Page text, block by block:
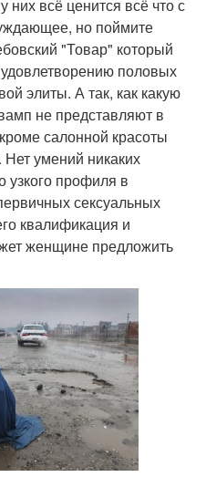
них всё ценится всё что с
но поймите
"Товар" который
половых
элиты. А так, как какую
не представляют в
салонной красоты
Нет умений никаких
узкого профиля в
сексуальных
квалификация и
женщине предложить